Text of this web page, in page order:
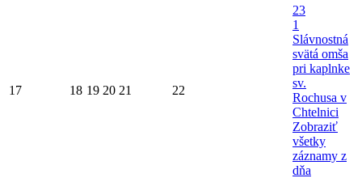
17 18 19 20 21 22
23
1
Slávnostná
svätá omša
pri kaplnke
sv.
Rochusa v
Chtelnici
Zobraziť
všetky
záznamy z
dňa